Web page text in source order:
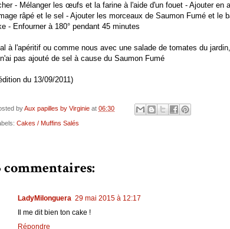
- Mélanger les œufs et la farine à l'aide d'un fouet - Ajouter en
râpé et le sel - Ajouter les morceaux de Saumon Fumé et le
- Enfourner à 180° pendant 45 minutes
à l'apéritif ou comme nous avec une salade de tomates du
pas ajouté de sel à cause du Saumon Fumé
du 13/09/2011)
byAux papilles by Virginie at 06:30
Cakes / Muffins Salés
commentaires:
LadyMilonguera 29 mai 2015 à 12:17
Il me dit bien ton cake !
Répondre